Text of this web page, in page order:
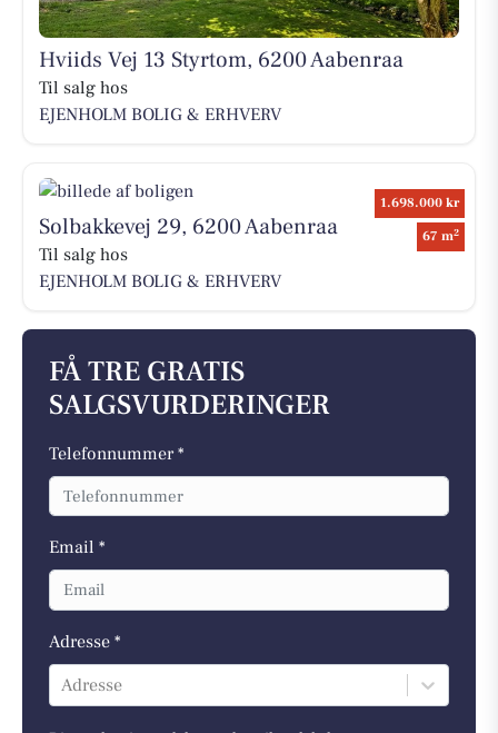
Hviids Vej 13 Styrtom, 6200 Aabenraa
Til salg hos
EJENHOLM BOLIG & ERHVERV
1.698.000 kr
67 m2
Solbakkevej 29, 6200 Aabenraa
Til salg hos
EJENHOLM BOLIG & ERHVERV
FÅ TRE GRATIS
SALGSVURDERINGER
Telefonnummer *
Email *
Adresse *
Adresse